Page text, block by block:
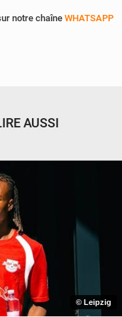
notre chaîne WHATSAPP
AUSSI
© Leipzig